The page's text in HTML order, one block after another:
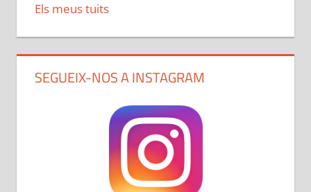
Els meus tuits
SEGUEIX-NOS A INSTAGRAM